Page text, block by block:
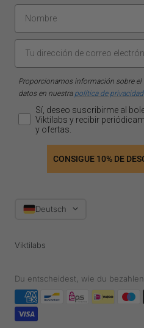
Proporcionamos información sobre
datos en nuestra política de privacidad.
Sí, deseo suscribirme al
Viktilabs y recibir
y ofertas.
CONSIGUE 10% DE
SpracheDeutsch
Viktilabs
Du entscheidest, wie du